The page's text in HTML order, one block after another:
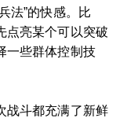
法”的快感。比
点亮某个可以突破
一些群体控制技
战斗都充满了新鲜